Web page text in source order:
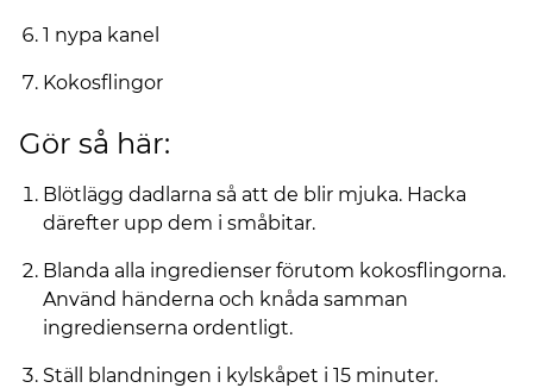
1 nypa kanel
Kokosflingor
Gör så här:
Blötlägg dadlarna så att de blir mjuka. Hacka
därefter upp dem i småbitar.
Blanda alla ingredienser förutom kokosflingorna.
Använd händerna och knåda samman
ingredienserna ordentligt.
Ställ blandningen i kylskåpet i 15 minuter.